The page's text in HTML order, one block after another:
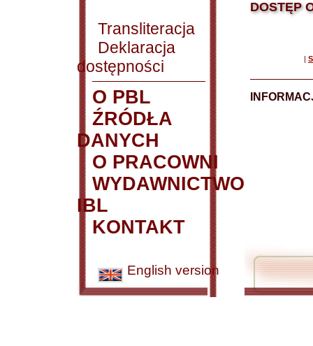
Transliteracja
Deklaracja
dostępności
O PBL
ŹRÓDŁA
DANYCH
O PRACOWNI
WYDAWNICTWO
IBL
KONTAKT
English version
DOSTĘP
|